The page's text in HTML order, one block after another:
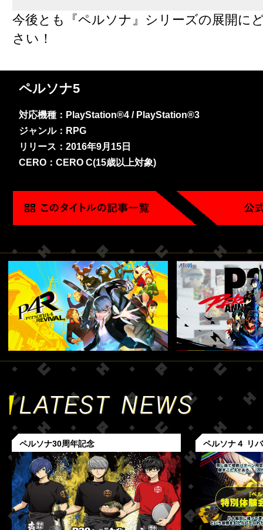
今後とも『ペルソナ』シリーズの展開に
さい！
ペルソナ5
対応機種：PlayStation®4 / PlayStation®3
ジャンル：RPG
リリース：2016年9月15日
CERO：CERO C(15歳以上対象)
ペルソナ30周年記念 ペルソナ４ リ